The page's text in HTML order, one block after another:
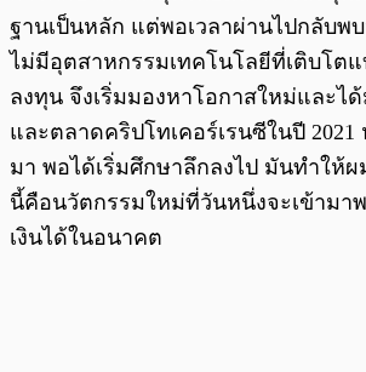
ฐานเป็นหลัก แต่พอเวลาผ่านไปกลับพ
ไม่มีอุตสาหกรรมเทคโนโลยีที่เติบโต
ลงทุน จึงเริ่มมองหาโอกาสใหม่และไ
และตลาดคริปโทเคอร์เรนซีในปี
มา พอได้เริ่มศึกษาลึกลงไป มันทำให้ผ
นี้คือนวัตกรรมใหม่ที่วันหนึ่งจะเข้ามา
เงินได้ในอนาคต